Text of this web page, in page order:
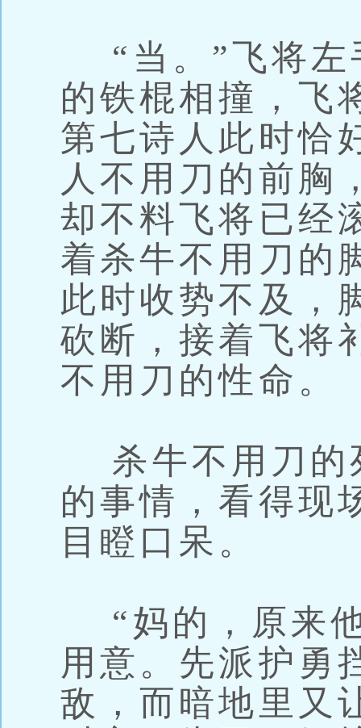
“当。”飞将左
的铁棍相撞，飞
第七诗人此时恰
人不用刀的前胸
却不料飞将已经
着杀牛不用刀的
此时收势不及，
砍断，接着飞将
不用刀的性命。
杀牛不用刀的
的事情，看得现
目瞪口呆。
“妈的，原来
用意。先派护勇
敌，而暗地里又